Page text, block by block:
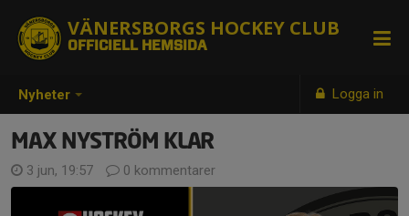
Nyheter Logga in
VÄNERSBORGS HOCKEY CLUB
OFFICIELL HEMSIDA
MAX NYSTRÖM KLAR
3 jun, 19:57 0 kommentarer